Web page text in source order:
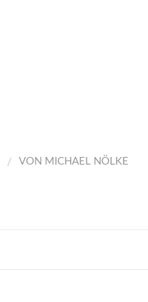
/ VON MICHAEL NÖLKE